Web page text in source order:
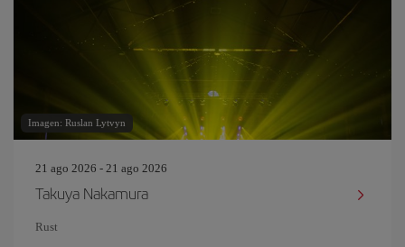
Imagen: Ruslan Lytvyn
21 ago 2026 - 21 ago 2026
Takuya Nakamura
Rust